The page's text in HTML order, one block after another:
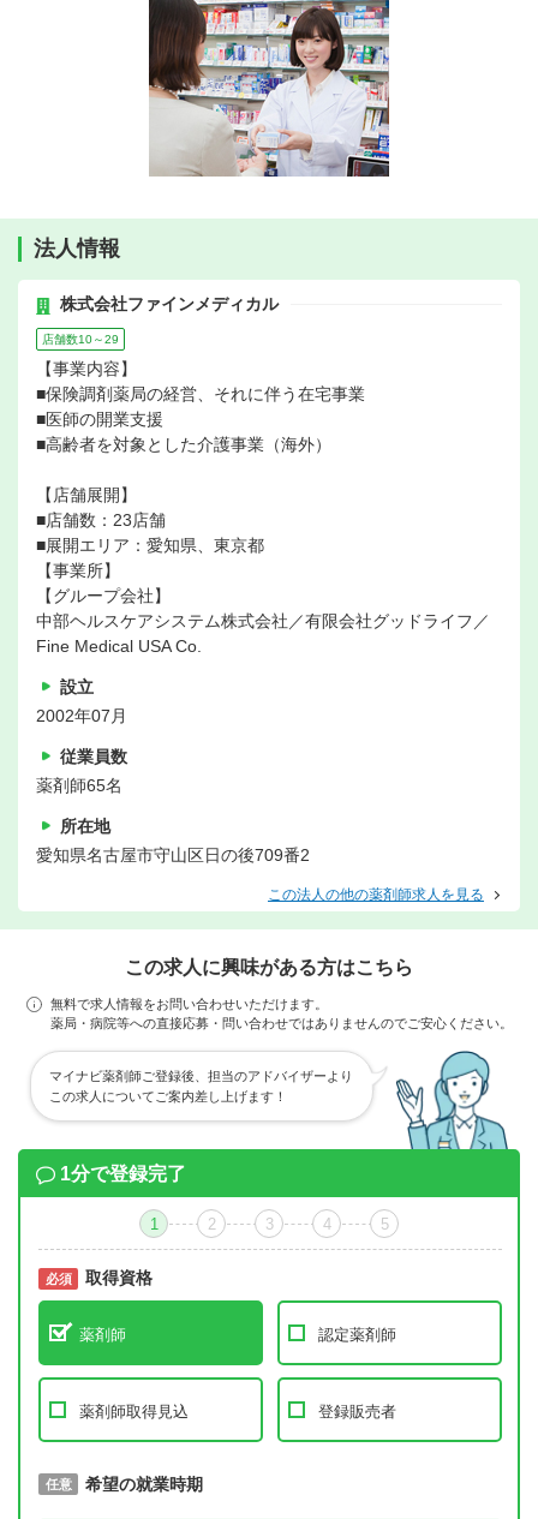
法人情報
株式会社ファインメディカル
店舗数10～29
【事業内容】
■保険調剤薬局の経営、それに伴う在宅事業
■医師の開業支援
■高齢者を対象とした介護事業（海外）
【店舗展開】
■店舗数：23店舗
■展開エリア：愛知県、東京都
【事業所】
【グループ会社】
中部ヘルスケアシステム株式会社／有限会社グッドライフ／
Fine Medical USA Co.
設立
2002年07月
従業員数
薬剤師65名
所在地
愛知県名古屋市守山区日の後709番2
この法人の他の薬剤師求人を見る
この求人に興味がある方はこちら
無料で求人情報をお問い合わせいただけます。
薬局・病院等への直接応募・問い合わせではありませんのでご安心ください。
マイナビ薬剤師ご登録後、担当のアドバイザーより
この求人についてご案内差し上げます！
1分で登録完了
1 2 3 4 5
必須 取得資格
薬剤師 認定薬剤師
薬剤師取得見込 登録販売者
必須 取得予定年
任意 希望の就業時期